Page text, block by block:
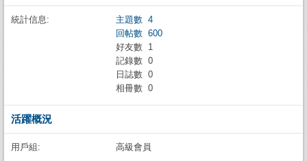
統計信息:
主題數 4
回帖數 600
好友數 1
記錄數 0
日誌數 0
相冊數 0
活躍概況
用戶組: 高級會員